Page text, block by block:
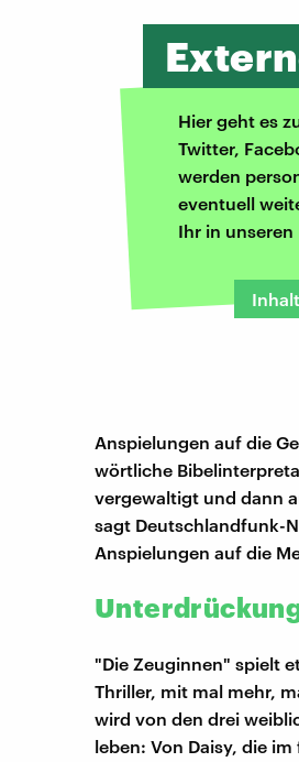
Hier geht es
Twitter,
werden
eventuell
Ihr in unseren
Anspielungen auf die
wörtliche
vergewaltigt und dann
sagt Deutschlandfunk-
Anspielungen auf die
"Die Zeuginnen" spielt
Thriller, mit mal mehr,
wird von den drei
leben: Von Daisy, die